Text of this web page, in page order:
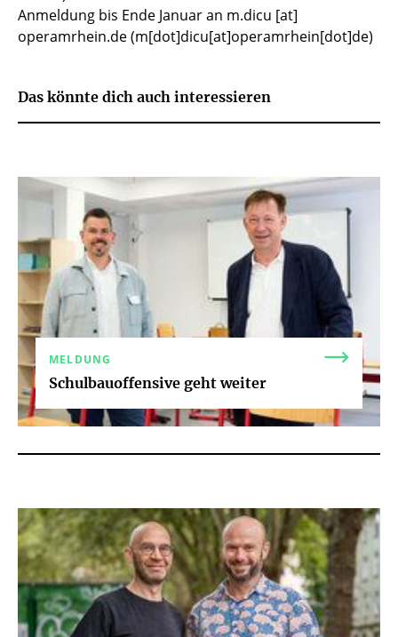
Anmeldung bis Ende Januar an m.dicu [at]
operamrhein.de (m[dot]dicu[at]operamrhein[dot]de)
Das könnte dich auch interessieren
MELDUNG
Schulbauoffensive geht weiter